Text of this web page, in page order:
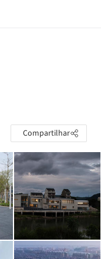
Compartilhar